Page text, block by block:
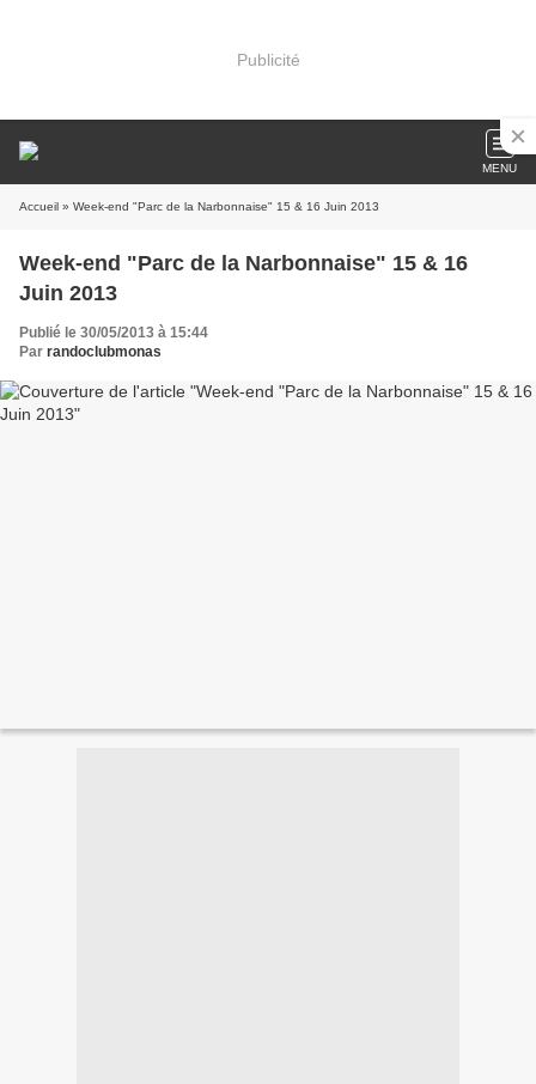
Publicité
MENU
Accueil » Week-end "Parc de la Narbonnaise" 15 & 16 Juin 2013
Week-end "Parc de la Narbonnaise" 15 & 16
Juin 2013
Publié le 30/05/2013 à 15:44
Par randoclubmonas